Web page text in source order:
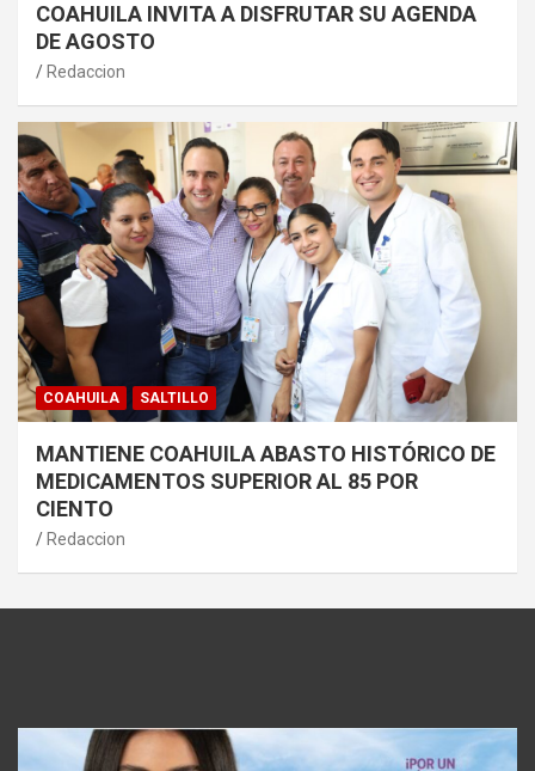
COAHUILA INVITA A DISFRUTAR SU AGENDA
DE AGOSTO
Redaccion
COAHUILA SALTILLO
MANTIENE COAHUILA ABASTO HISTÓRICO DE
MEDICAMENTOS SUPERIOR AL 85 POR
CIENTO
Redaccion